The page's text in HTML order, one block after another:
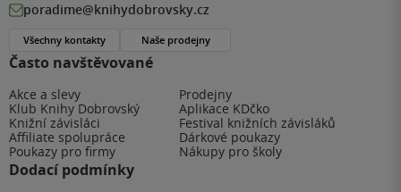
Často navštěvované
Akce a slevy
Prodejny
Klub Knihy Dobrovský
Aplikace KDčko
Knižní závisláci
Festival knižních závisláků
Affiliate spolupráce
Dárkové poukazy
Poukazy pro firmy
Nákupy pro školy
Dodací podmínky
poradime@knihydobrovsky.cz
Všechny kontakty Naše prodejny